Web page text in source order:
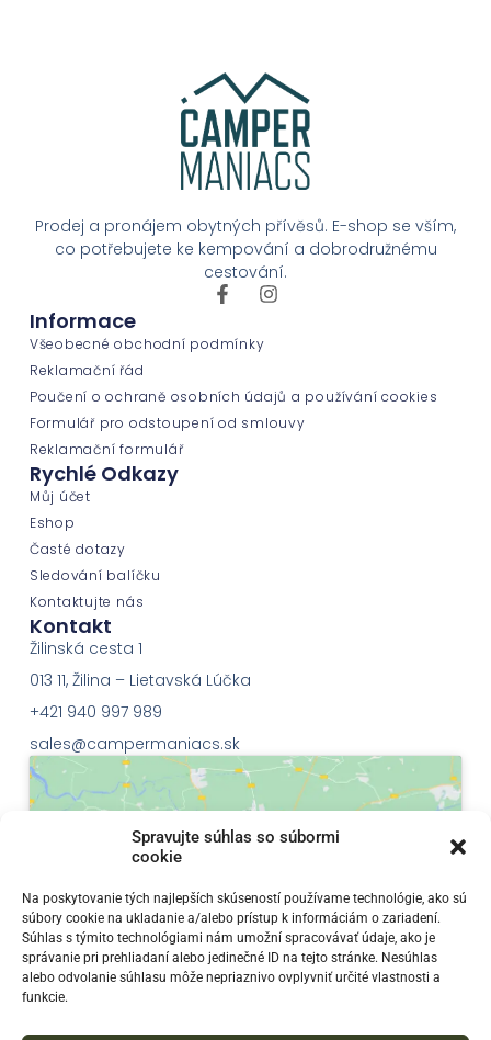
Spravujte súhlas so súbormi
cookie
Na poskytovanie tých najlepších skúseností používame technológie, ako sú
súbory cookie na ukladanie a/alebo prístup k informáciám o zariadení.
Súhlas s týmito technológiami nám umožní spracovávať údaje, ako je
správanie pri prehliadaní alebo jedinečné ID na tejto stránke. Nesúhlas
alebo odvolanie súhlasu môže nepriaznivo ovplyvniť určité vlastnosti a
funkcie.
Prodej a pronájem obytných přívěsů. E-shop se vším,
co potřebujete ke kempování a dobrodružnému
cestování.
Informace
Všeobecné obchodní podmínky
Reklamační řád
Poučení o ochraně osobních údajů a používání cookies
Formulář pro odstoupení od smlouvy
Reklamační formulář
Rychlé Odkazy
Můj účet
Eshop
Časté dotazy
Sledování balíčku
Kontaktujte nás
Kontakt
Žilinská cesta 1
013 11, Žilina – Lietavská Lúčka
+421 940 997 989
sales@campermaniacs.sk
Klepnutím přijměte marketingové soubory
cookie a povolte tento obsah